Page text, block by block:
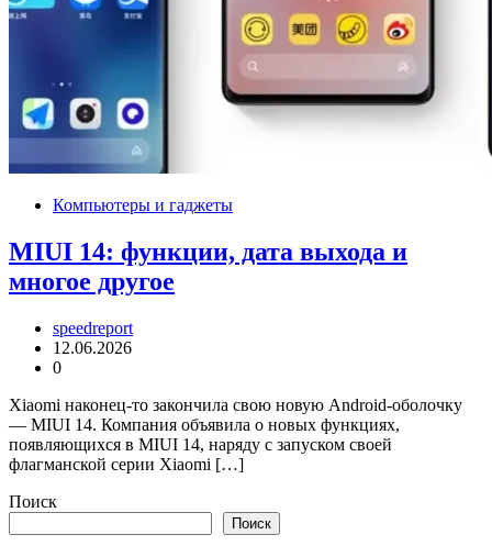
Компьютеры и гаджеты
MIUI 14: функции, дата выхода и
многое другое
speedreport
12.06.2026
0
Xiaomi наконец-то закончила свою новую Android-оболочку
— MIUI 14. Компания объявила о новых функциях,
появляющихся в MIUI 14, наряду с запуском своей
флагманской серии Xiaomi […]
Поиск
Поиск